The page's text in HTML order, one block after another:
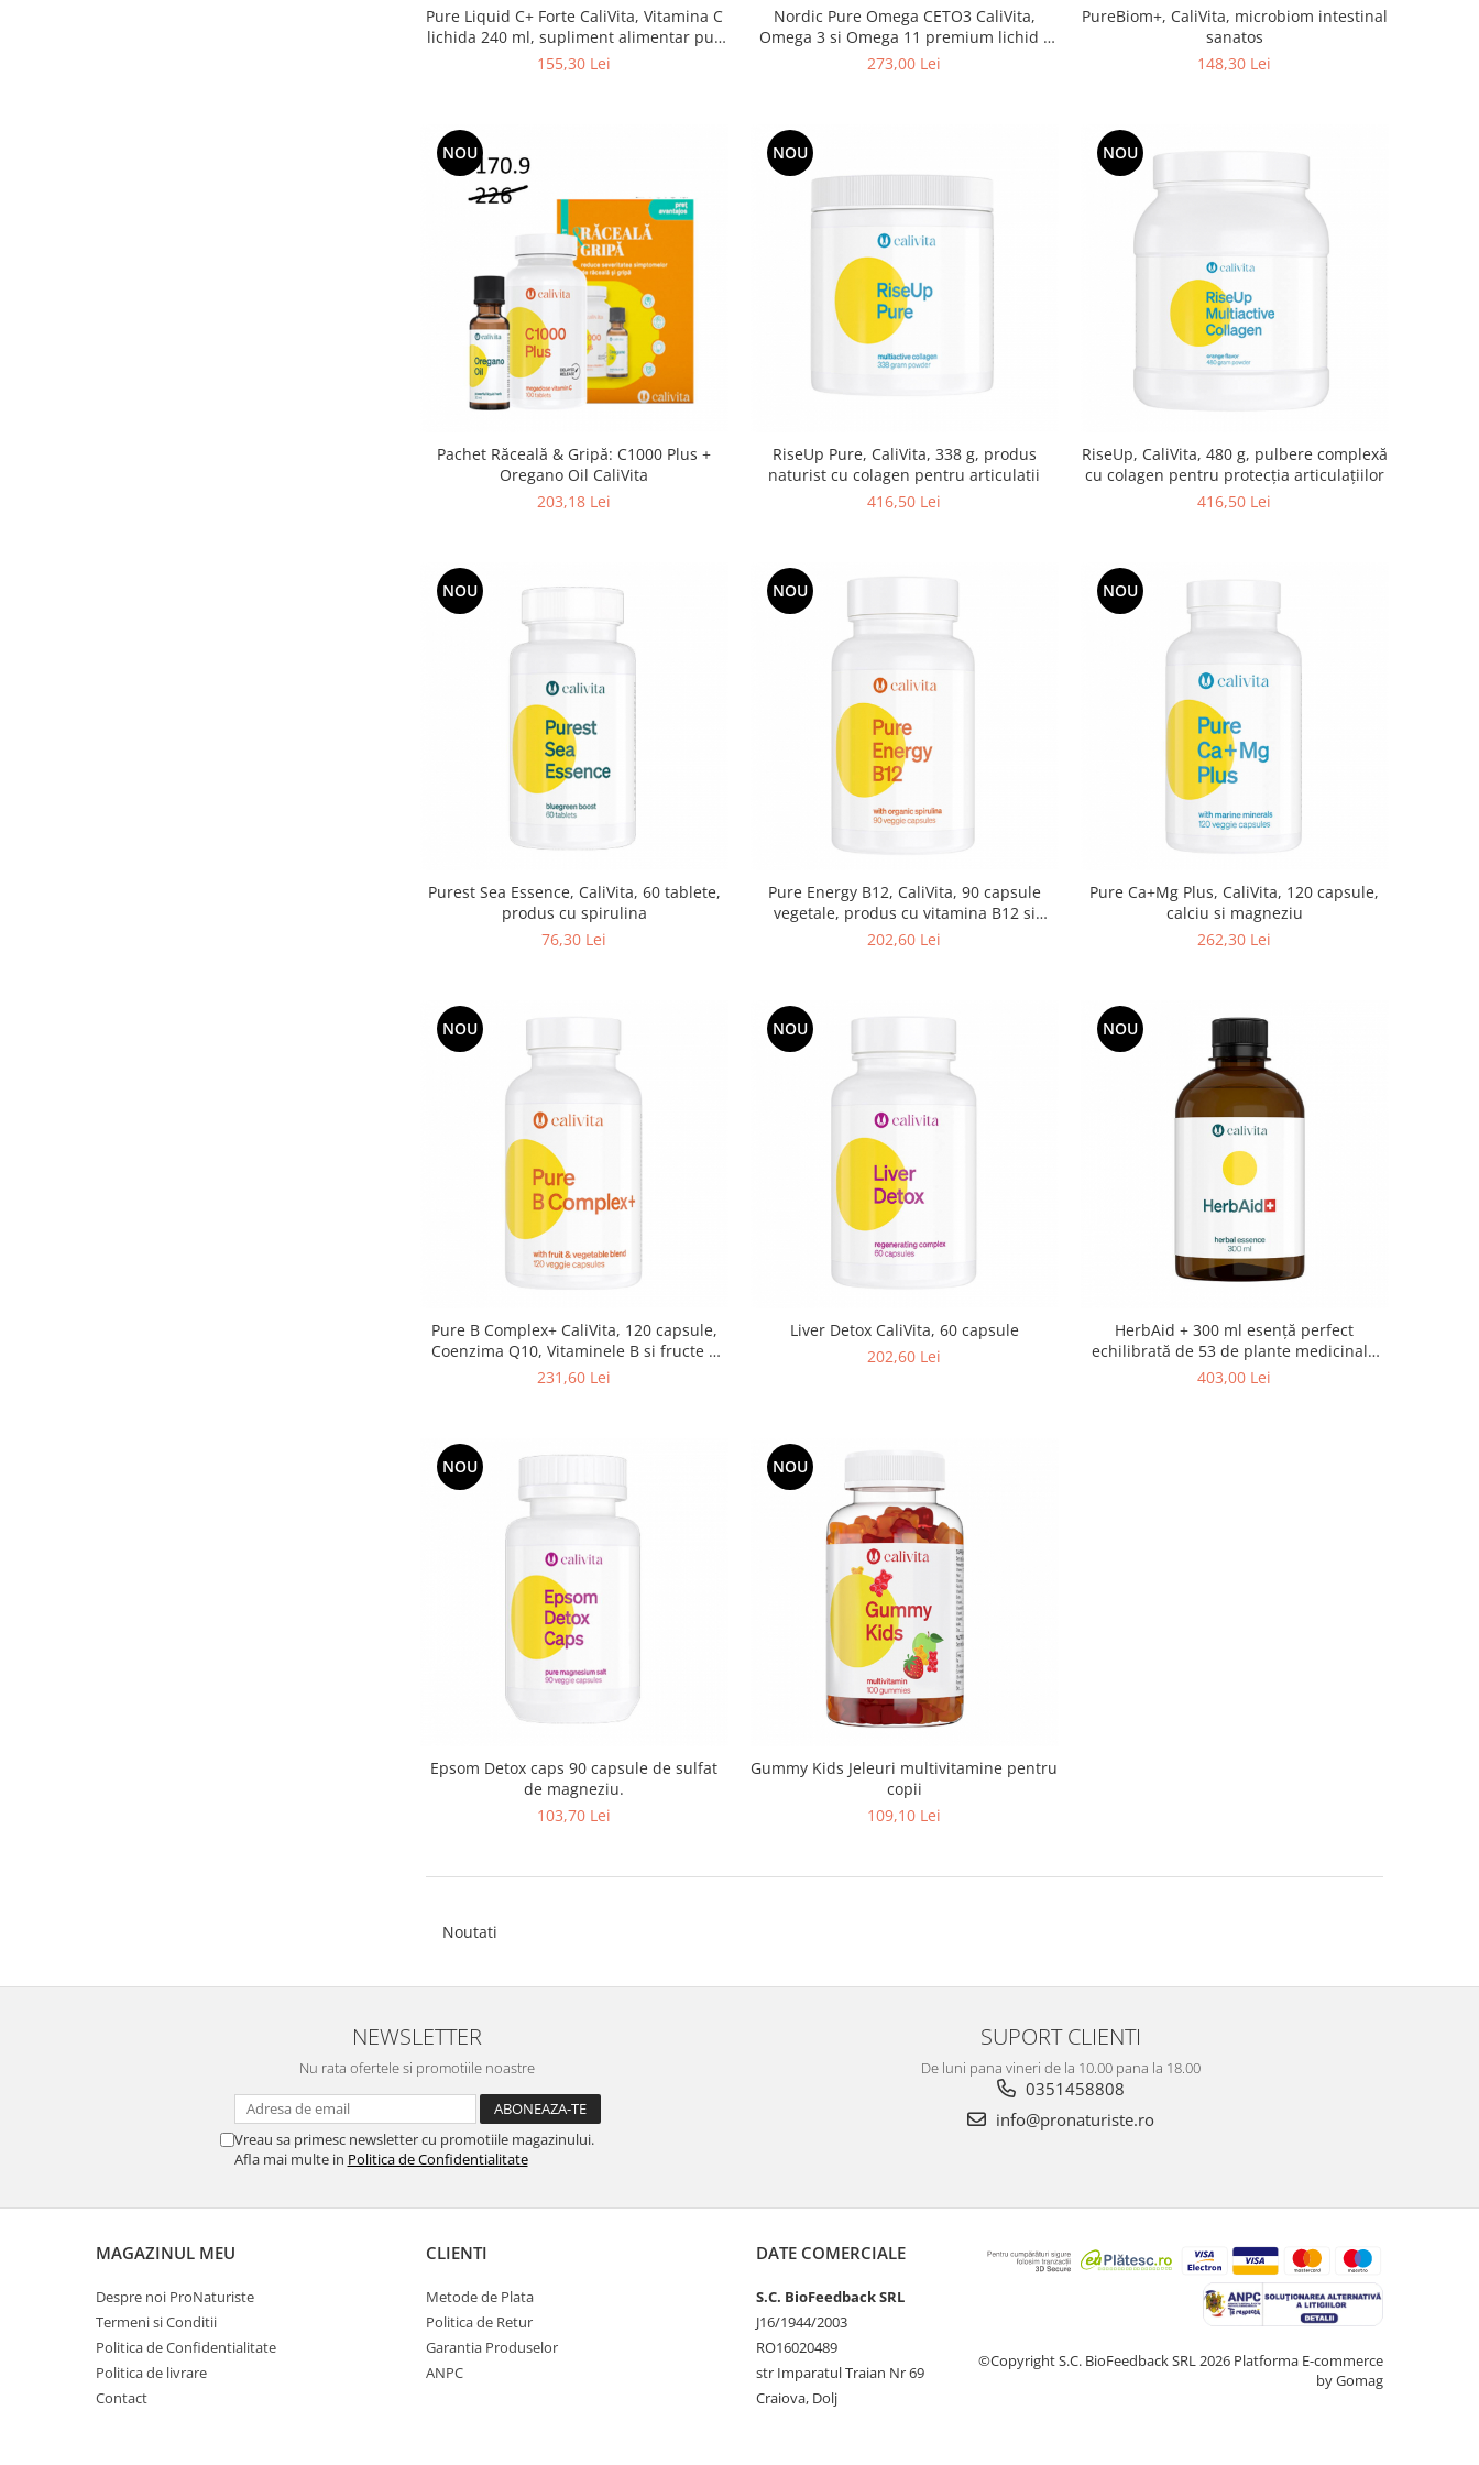
Pure Liquid C+ Forte CaliVita, Vitamina C
lichida 240 ml, supliment alimentar pur
fara conservanti
155,30 Lei
Nordic Pure Omega CETO3 CaliVita,
Omega 3 si Omega 11 premium lichid -
250 ml
273,00 Lei
PureBiom+, CaliVita, microbiom intestinal
sanatos
148,30 Lei
NOU
Pachet Răceală & Gripă: C1000 Plus +
Oregano Oil CaliVita
203,18 Lei
NOU
RiseUp Pure, CaliVita, 338 g, produs
naturist cu colagen pentru articulatii
416,50 Lei
NOU
RiseUp, CaliVita, 480 g, pulbere complexă
cu colagen pentru protecția articulațiilor
416,50 Lei
NOU
Purest Sea Essence, CaliVita, 60 tablete,
produs cu spirulina
76,30 Lei
NOU
Pure Energy B12, CaliVita, 90 capsule
vegetale, produs cu vitamina B12 si
spirlina
202,60 Lei
NOU
Pure Ca+Mg Plus, CaliVita, 120 capsule,
calciu si magneziu
262,30 Lei
NOU
Pure B Complex+ CaliVita, 120 capsule,
Coenzima Q10, Vitaminele B si fructe +
legume
231,60 Lei
NOU
Liver Detox CaliVita, 60 capsule
202,60 Lei
NOU
HerbAid + 300 ml esenţă perfect
echilibrată de 53 de plante medicinale
pentru piele
403,00 Lei
NOU
Epsom Detox caps 90 capsule de sulfat
de magneziu.
103,70 Lei
NOU
Gummy Kids Jeleuri multivitamine pentru
copii
109,10 Lei
Noutati
NEWSLETTER
Nu rata ofertele si promotiile noastre
Vreau sa primesc newsletter cu promotiile magazinului.
Afla mai multe in Politica de Confidentialitate
SUPORT CLIENTI
De luni pana vineri de la 10.00 pana la 18.00
0351458808
info@pronaturiste.ro
MAGAZINUL MEU
Despre noi ProNaturiste
Termeni si Conditii
Politica de Confidentialitate
Politica de livrare
Contact
CLIENTI
Metode de Plata
Politica de Retur
Garantia Produselor
ANPC
DATE COMERCIALE
S.C. BioFeedback SRL
J16/1944/2003
RO16020489
str Imparatul Traian Nr 69
Craiova, Dolj
©Copyright S.C. BioFeedback SRL 2026 Platforma E-commerce
by Gomag